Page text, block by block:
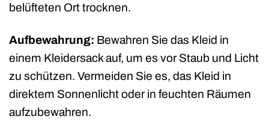
belüfteten Ort trocknen.
Aufbewahrung: Bewahren Sie das Kleid in
einem Kleidersack auf, um es vor Staub und Licht
zu schützen. Vermeiden Sie es, das Kleid in
direktem Sonnenlicht oder in feuchten Räumen
aufzubewahren.